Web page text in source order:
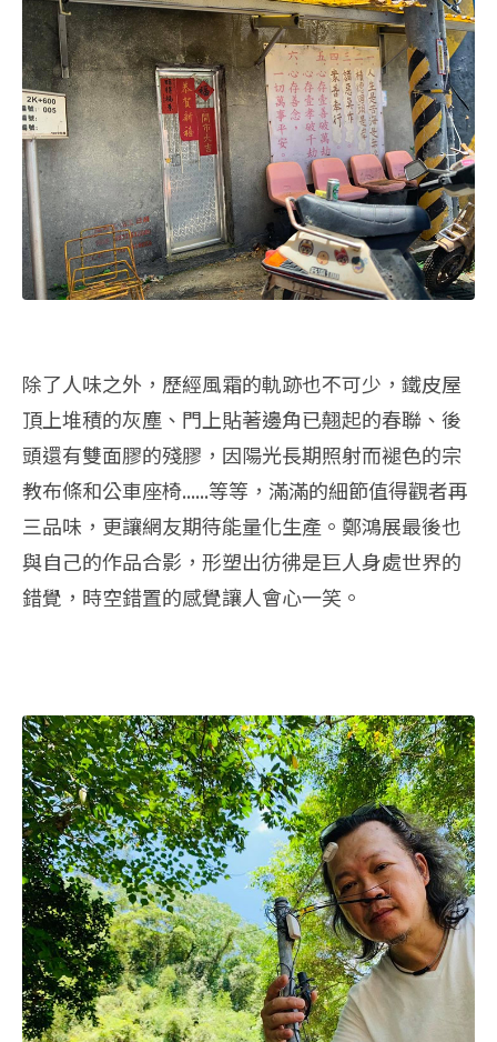
除了人味之外，歷經風霜的軌跡也不可少，鐵皮屋
頂上堆積的灰塵、門上貼著邊角已翹起的春聯、後
頭還有雙面膠的殘膠，因陽光長期照射而褪色的宗
教布條和公車座椅......等等，滿滿的細節值得觀者再
三品味，更讓網友期待能量化生產。鄭鴻展最後也
與自己的作品合影，形塑出彷彿是巨人身處世界的
錯覺，時空錯置的感覺讓人會心一笑。